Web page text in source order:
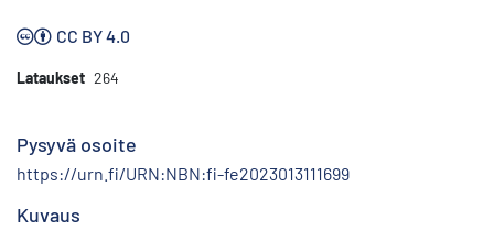
CC BY 4.0
Lataukset 264
Pysyvä osoite
https://urn.fi/URN:NBN:fi-fe2023013111699
Kuvaus